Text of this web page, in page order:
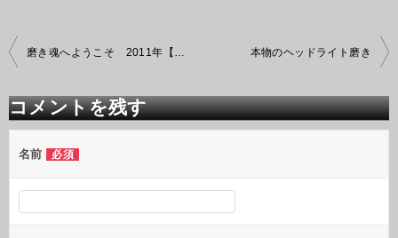
投
稿
ビ
ゲ
ー
シ
ン
磨き魂へようこそ 2011年【８月度】 本物のヘッドライト磨き
コメントを残す
名前 必須